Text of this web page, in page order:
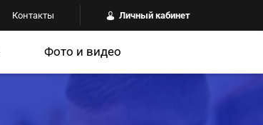
Контакты Личный кабинет
Фото и видео